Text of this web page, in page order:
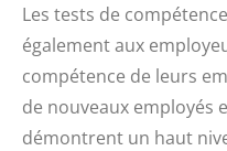
Les tests de
également aux
compétence de leurs
de nouveaux employés
démontrent un haut